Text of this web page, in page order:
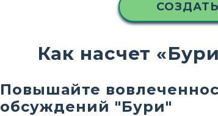
Как насчет
Повышайте
обсуждений "Бури"